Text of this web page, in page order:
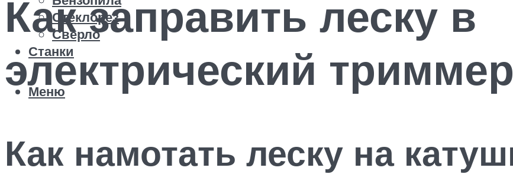
Стеклорез
Сверло
Станки
Меню
Как заправить леску в
электрический триммер
Как намотать леску на